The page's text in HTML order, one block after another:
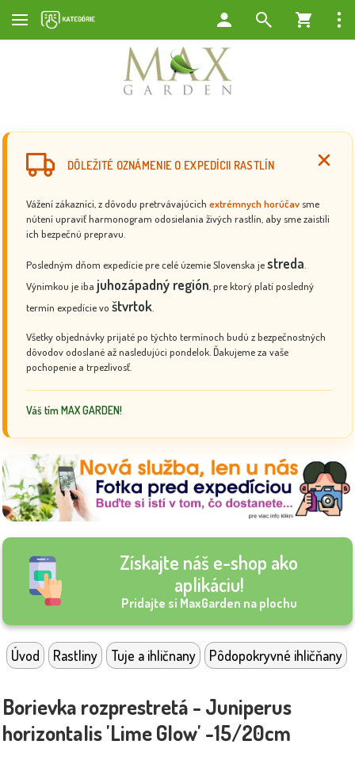
DÔLEŽITÉ OZNÁMENIE O EXPEDÍCII RASTLÍN
Vážení zákazníci, z dôvodu pretrvávajúcich extrémnych horúčav sme
nútení upraviť harmonogram odosielania živých rastlín, aby sme zaistili
ich bezpečnú prepravu.
Posledným dňom expedície pre celé územie Slovenska jestreda
Výnimkou je iba juhozápadný región , pre ktorý platí posledný
termín expedície vo štvrtok
Všetky objednávky prijaté po týchto termínoch budú z bezpečnostných
dôvodov odoslané až nasledujúci pondelok. Ďakujeme za vaše
pochopenie a trpezlivosť.
Váš tím MAX GARDEN!
Získajte náš e-shop ako
aplikáciu!
Pridajte si MaxGarden na plochu
Úvod Rastliny Tuje a ihličnany Pôdopokryvné ihličňany
Borievka rozprestretá - Juniperus
horizontalis 'Lime Glow' -15/20cm